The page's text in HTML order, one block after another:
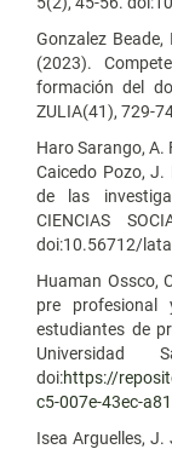
Gonzalez
(2023).
formación del
ZULIA(41), 729-
Haro Sarango, A.
Caicedo Pozo,
de las
CIENCIAS
doi:10.56712/
Huaman Ossco,
pre profesional
estudiantes de
doi:https://
c5-007e-43ec-
Isea Arguelles,